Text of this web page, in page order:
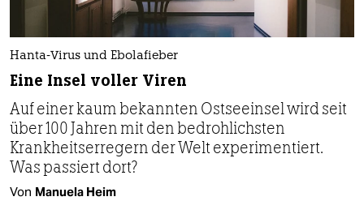
Hanta-Virus und Ebolafieber
Eine Insel voller Viren
Auf einer kaum bekannten Ostseeinsel wird seit
über 100 Jahren mit den bedrohlichsten
Krankheitserregern der Welt experimentiert.
Was passiert dort?
Von Manuela Heim